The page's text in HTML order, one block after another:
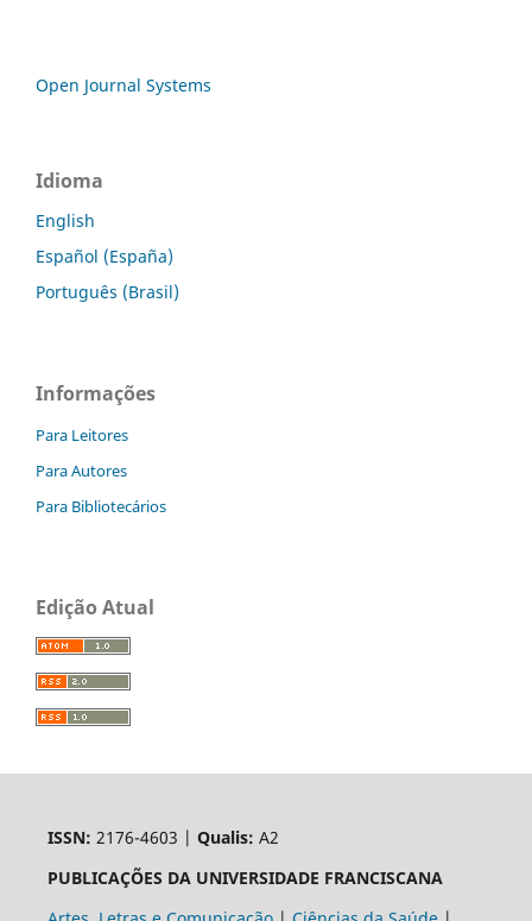
Open Journal Systems
Idioma
English
Español (España)
Português (Brasil)
Informações
Para Leitores
Para Autores
Para Bibliotecários
Edição Atual
ISSN: 2176-4603 | Qualis: A2
PUBLICAÇÕES DA UNIVERSIDADE FRANCISCANA